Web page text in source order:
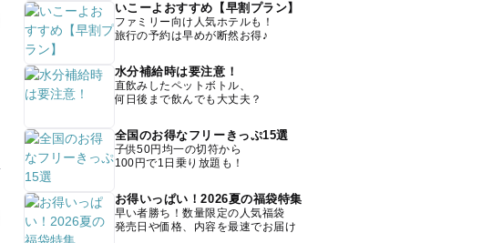
いこーよおすすめ【早割プラン】
ファミリー向け人気ホテルも！
旅行の予約は早めが断然お得♪
水分補給時は要注意！
直飲みしたペットボトル、
何日後まで飲んでも大丈夫？
全国のお得なフリーきっぷ15選
子供50円均一の切符から
100円で1日乗り放題も！
お得いっぱい！2026夏の福袋特集
早い者勝ち！数量限定の人気福袋
発売日や価格、内容を最速でお届け